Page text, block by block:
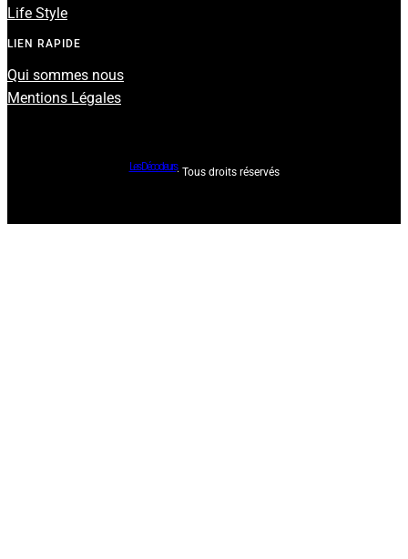
Life Style
LIEN RAPIDE
Qui sommes nous
Mentions Légales
Les Décodeurs· Tous droits réservés